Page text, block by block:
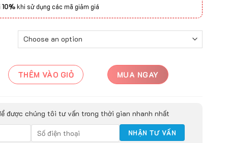
10%khi sử dụng các mã giảm giá
Nước Verona-GM5014B quantity
THÊM VÀO GIỎ MUA NGAY
được chúng tôi tư vấn trong thời gian nhanh nhất